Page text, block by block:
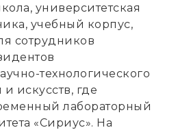
университетская
учебный корпус,
сотрудников
технологического
искусств, где
лабораторный
«Сириус». На